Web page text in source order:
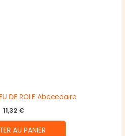
DE ROLE Abecedaire
11,32 €
AU PANIER